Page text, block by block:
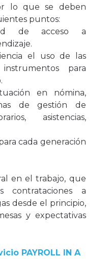
lo que se deben
puntos:
de acceso a
el uso de las
para
en nómina,
de gestión de
asistencias,
cada generación
en el trabajo, que
contrataciones a
desde el principio,
y expectativas
PAYROLL IN A